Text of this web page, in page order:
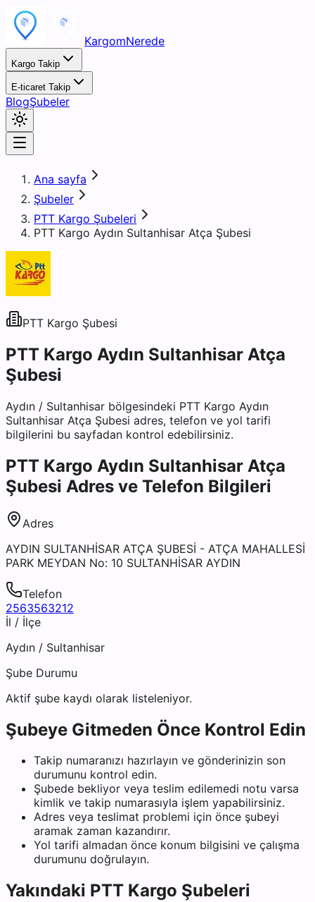
KargomNerede
Kargo Takip
E-ticaret Takip
BlogŞubeler
Ana sayfa
Şubeler
PTT Kargo Şubeleri
PTT Kargo Aydın Sultanhisar Atça Şubesi
PTT Kargo Şubesi
PTT Kargo Aydın Sultanhisar Atça
Şubesi
Aydın / Sultanhisar bölgesindeki PTT Kargo Aydın
Sultanhisar Atça Şubesi adres, telefon ve yol tarifi
bilgilerini bu sayfadan kontrol edebilirsiniz.
PTT Kargo Aydın Sultanhisar Atça
Şubesi Adres ve Telefon Bilgileri
Adres
AYDIN SULTANHİSAR ATÇA ŞUBESİ - ATÇA MAHALLESİ
PARK MEYDAN No: 10 SULTANHİSAR AYDIN
Telefon
2563563212
İl / İlçe
Aydın / Sultanhisar
Şube Durumu
Aktif şube kaydı olarak listeleniyor.
Şubeye Gitmeden Önce Kontrol Edin
Takip numaranızı hazırlayın ve gönderinizin son
durumunu kontrol edin.
Şubede bekliyor veya teslim edilemedi notu varsa
kimlik ve takip numarasıyla işlem yapabilirsiniz.
Adres veya teslimat problemi için önce şubeyi
aramak zaman kazandırır.
Yol tarifi almadan önce konum bilgisini ve çalışma
durumunu doğrulayın.
Yakındaki PTT Kargo Şubeleri